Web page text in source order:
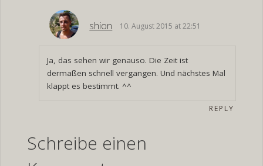
shion 10. August 2015 at 22:51
Ja, das sehen wir genauso. Die Zeit ist
dermaßen schnell vergangen. Und nächstes Mal
klappt es bestimmt. ^^
REPLY
Schreibe einen